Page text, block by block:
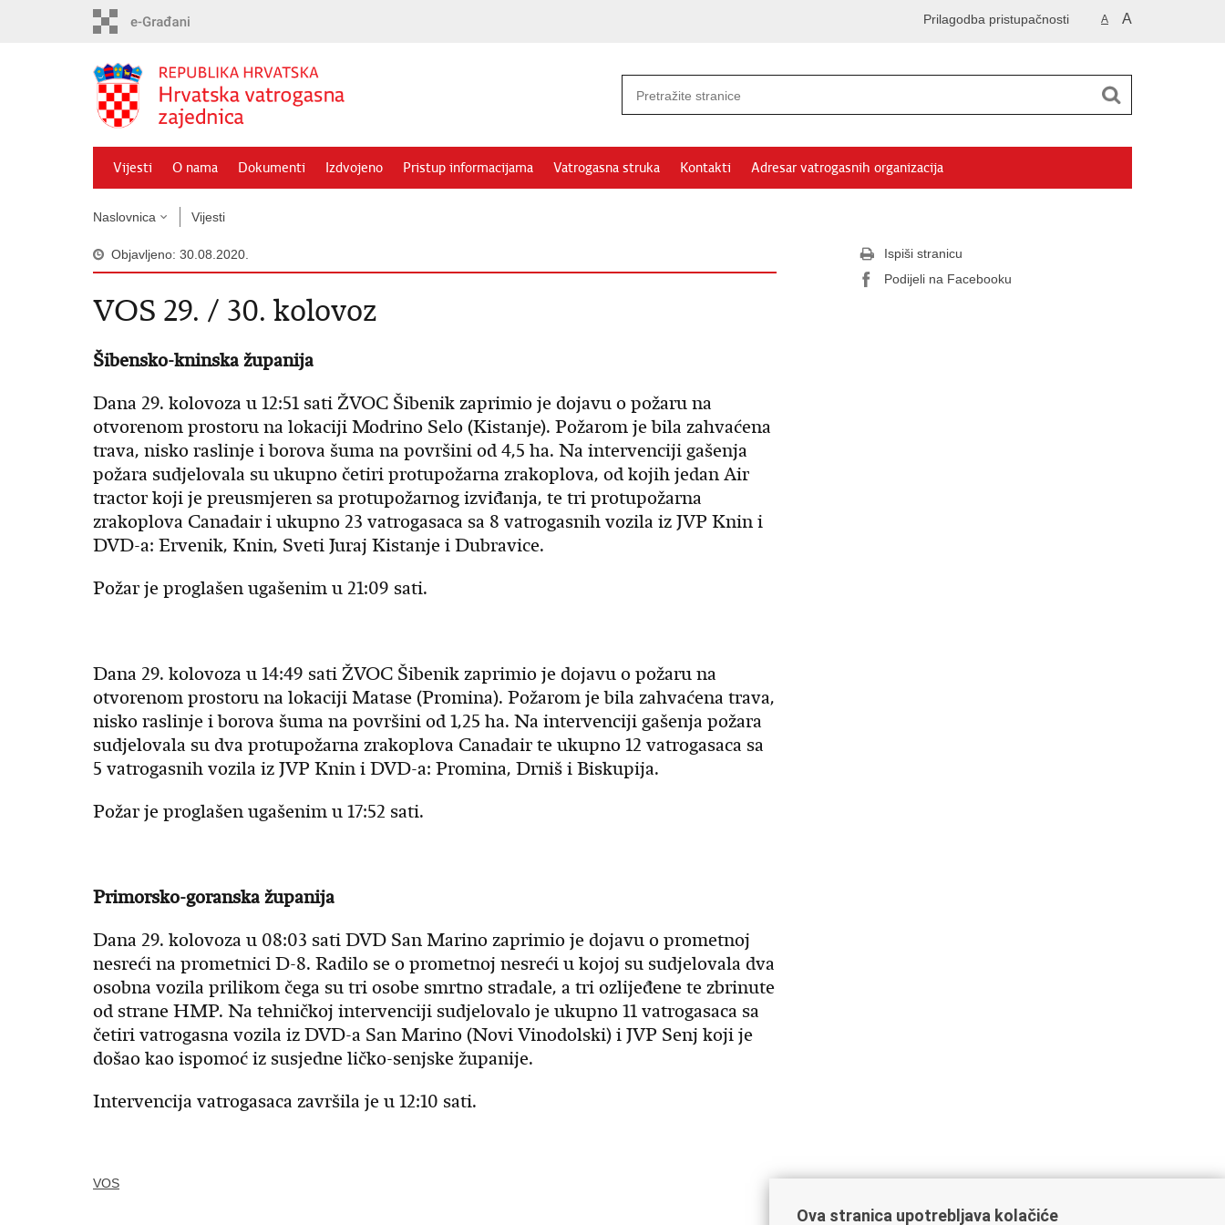
A A
Prilagodba pristupačnosti
Vijesti O nama Dokumenti Izdvojeno Pristup informacijama Vatrogasna struka Kontakti Adresar vatrogasnih organizacija
Naslovnica Vijesti
Objavljeno: 30.08.2020.
VOS 29. / 30. kolovoz
Šibensko-kninska županija
Dana 29. kolovoza u 12:51 sati ŽVOC Šibenik zaprimio je dojavu o požaru na
otvorenom prostoru na lokaciji Modrino Selo (Kistanje). Požarom je bila zahvaćena
trava, nisko raslinje i borova šuma na površini od 4,5 ha. Na intervenciji gašenja
požara sudjelovala su ukupno četiri protupožarna zrakoplova, od kojih jedan Air
tractor koji je preusmjeren sa protupožarnog izviđanja, te tri protupožarna
zrakoplova Canadair i ukupno 23 vatrogasaca sa 8 vatrogasnih vozila iz JVP Knin i
DVD-a: Ervenik, Knin, Sveti Juraj Kistanje i Dubravice.
Požar je proglašen ugašenim u 21:09 sati.
Dana 29. kolovoza u 14:49 sati ŽVOC Šibenik zaprimio je dojavu o požaru na
otvorenom prostoru na lokaciji Matase (Promina). Požarom je bila zahvaćena trava,
nisko raslinje i borova šuma na površini od 1,25 ha. Na intervenciji gašenja požara
sudjelovala su dva protupožarna zrakoplova Canadair te ukupno 12 vatrogasaca sa
5 vatrogasnih vozila iz JVP Knin i DVD-a: Promina, Drniš i Biskupija.
Požar je proglašen ugašenim u 17:52 sati.
Primorsko-goranska županija
Dana 29. kolovoza u 08:03 sati DVD San Marino zaprimio je dojavu o prometnoj
nesreći na prometnici D-8. Radilo se o prometnoj nesreći u kojoj su sudjelovala dva
osobna vozila prilikom čega su tri osobe smrtno stradale, a tri ozlijeđene te zbrinute
od strane HMP. Na tehničkoj intervenciji sudjelovalo je ukupno 11 vatrogasaca sa
četiri vatrogasna vozila iz DVD-a San Marino (Novi Vinodolski) i JVP Senj koji je
došao kao ispomoć iz susjedne ličko-senjske županije.
Intervencija vatrogasaca završila je u 12:10 sati.
VOS
Ispiši stranicu
Podijeli na Facebooku
Ova stranica upotrebljava kolačiće